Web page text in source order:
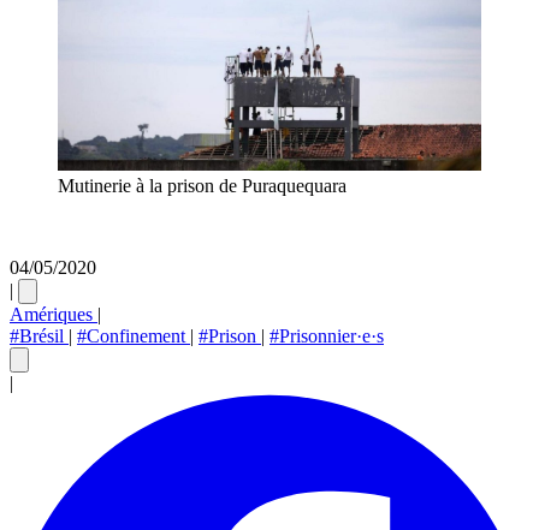
Mutinerie à la prison de Puraquequara
04/05/2020
|
Amériques |
#Brésil | #Confinement | #Prison | #Prisonnier·e·s
|